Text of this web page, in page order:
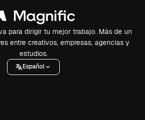
para dirigir tu mejor trabajo. Más de un
entre creativos, empresas, agencias y
estudios.
Español